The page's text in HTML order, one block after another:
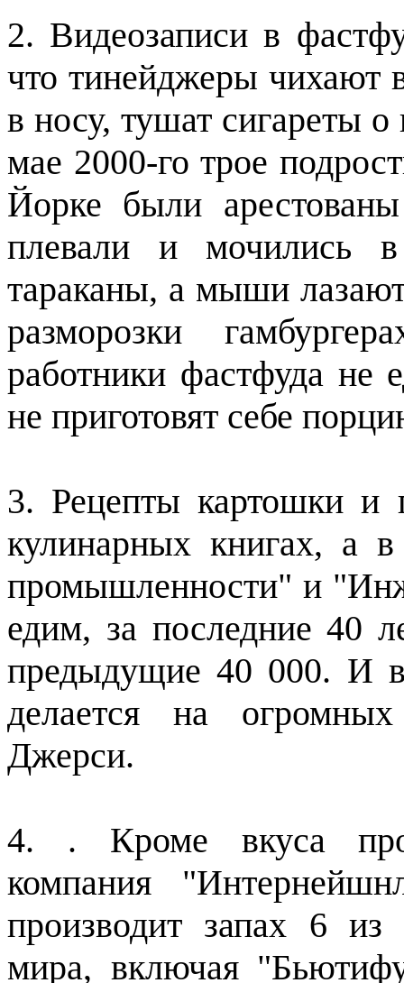
2. Видеозаписи в
что тинейджеры чихают
в носу, тушат сигареты
мае 2000-го трое
Йорке были
плевали и мочились
тараканы, а мыши
разморозки
работники фастфуда не
не приготовят себе
3. Рецепты картошки и
кулинарных книгах, а
промышленности" и
едим, за последние 40
предыдущие 40 000. И
делается на
Джерси.
4. . Кроме вкуса
компания
производит запах 6
мира, включая